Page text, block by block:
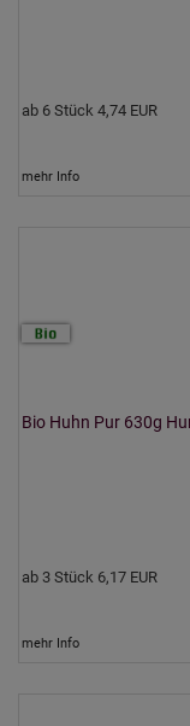
ab 6 Stück 4,74 EUR
mehr Info
Bio Huhn Pur 630g
ab 3 Stück 6,17 EUR
mehr Info